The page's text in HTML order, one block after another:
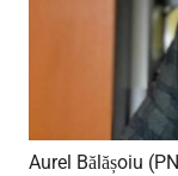
Aurel Bălășoiu